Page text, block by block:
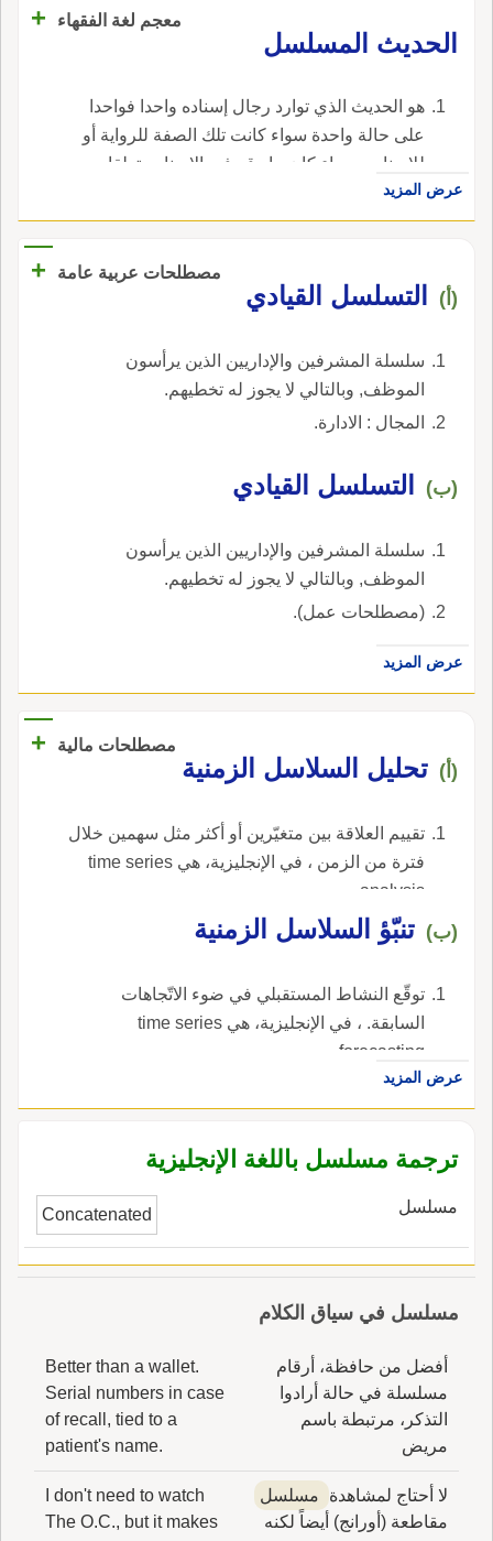
معجم لغة الفقهاء
+
‏الحديث المسلسل‏
‏هو الحديث الذي توارد رجال إسناده واحدا فواحدا
على حالة واحدة سواء كانت تلك الصفة للرواية أو
للإسناد، وسواء كان ما وقع فيه الإسناد متعلقا
بصفة الأداء أو متعلقا بزمن الرواية أو مكانها،
وسواء كانت صفة الرواية قولا أو فعلا، أو قولا وفعلا
عرض المزيد
مصطلحات عربية عامة +
(أ) التسلسل القيادي
سلسلة المشرفين والإداريين الذين يرأسون
الموظف, وبالتالي لا يجوز له تخطيهم.
المجال : الادارة.
(ب) التسلسل القيادي
سلسلة المشرفين والإداريين الذين يرأسون
الموظف, وبالتالي لا يجوز له تخطيهم.
(مصطلحات عمل).
عرض المزيد
مصطلحات مالية +
(أ) تحليل السلاسل الزمنية
تقييم العلاقة بين متغيّرين أو أكثر مثل سهمين خلال
فترة من الزمن ، في الإنجليزية، هي time series
analysis.
(ب) تنبّؤ السلاسل الزمنية
توقّع النشاط المستقبلي في ضوء الاتّجاهات
السابقة. ، في الإنجليزية، هي time series
forecasting.
عرض المزيد
ترجمة مسلسل باللغة الإنجليزية
مسلسل Concatenated
مسلسل في سياق الكلام
أفضل من حافظة، أرقام
مسلسلة في حالة أرادوا
التذكر، مرتبطة باسم
مريض
Better than a wallet.
Serial numbers in case
of recall, tied to a
patient's name.
لا أحتاج لمشاهدة
مسلسل
مقاطعة (أورانج) أيضاً لكنه
I don't need to watch
The O.C., but it makes